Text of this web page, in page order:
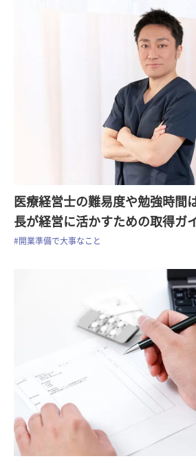
医療経営士の難易度や勉強時間
長が経営に活かすための取得ガ
#開業準備で大事なこと